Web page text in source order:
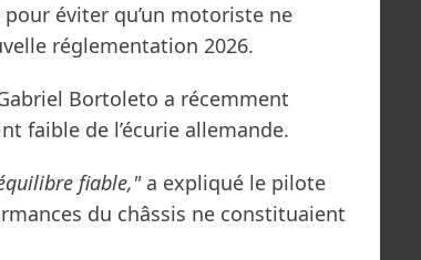
éviter qu’un motoriste ne
réglementation 2026.
Bortoleto a récemment
faible de l’écurie allemande.
fiable,"a expliqué le pilote
du châssis ne constituaient